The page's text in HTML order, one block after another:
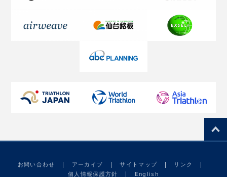
お問い合わせ アーカイブ サイトマップ
リンク
個人情報保護方針
English